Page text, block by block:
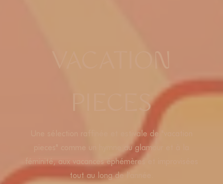
PIECES
Une sélection raffinée et estivale de "vacation
pieces" comme un hymne au glamour et à la
féminité, aux vacances éphémères et improvisées
tout au long de l'année.